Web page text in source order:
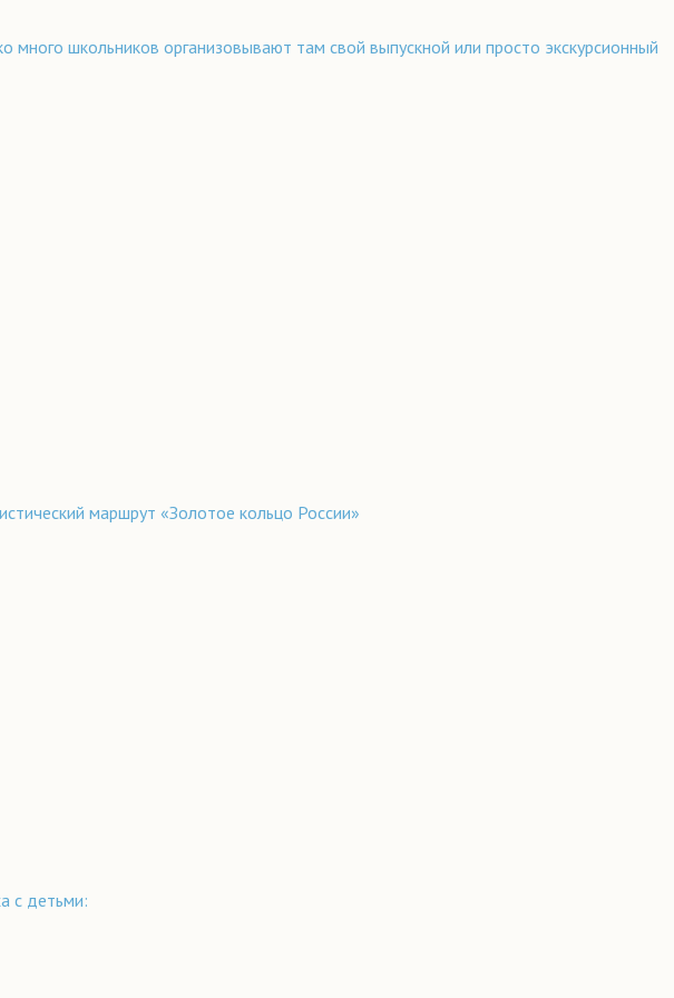
школьников организовывают там свой выпускной или просто экскурсионный
маршрут «Золотое кольцо России»
с детьми: